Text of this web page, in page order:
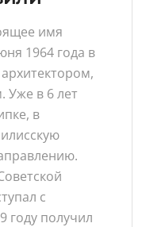
имя
1964 года в
Уже в 6 лет
в
с
году получил